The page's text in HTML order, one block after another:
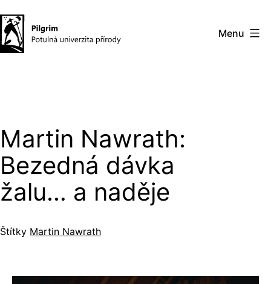
k
obsahu
přírody
Menu
Martin Nawrath:
Bezedná dávka
žalu… a naděje
Štítky Martin Nawrath